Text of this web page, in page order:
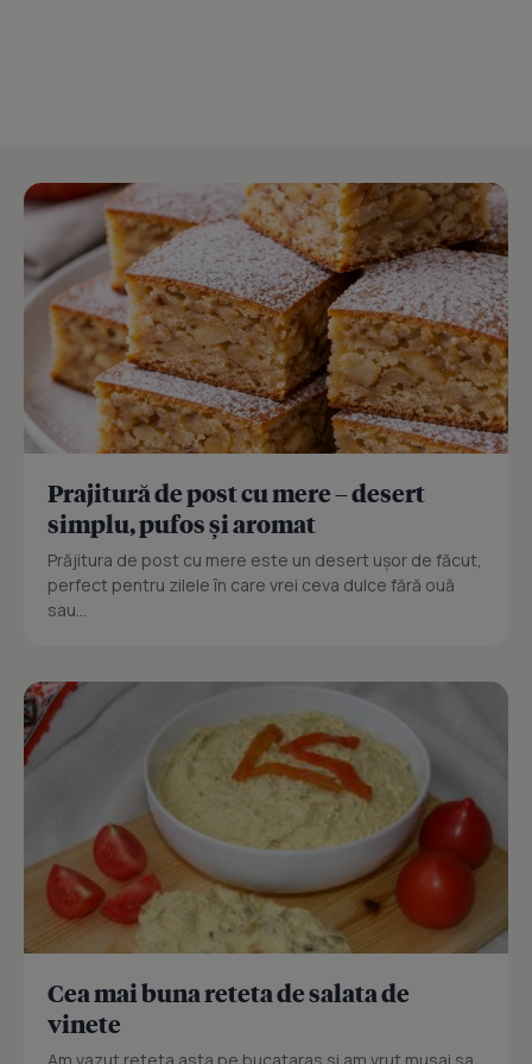
Prajitură de post cu mere – desert
simplu, pufos și aromat
Prăjitura de post cu mere este un desert ușor de făcut,
perfect pentru zilele în care vrei ceva dulce fără ouă
sau...
Cea mai buna reteta de salata de
vinete